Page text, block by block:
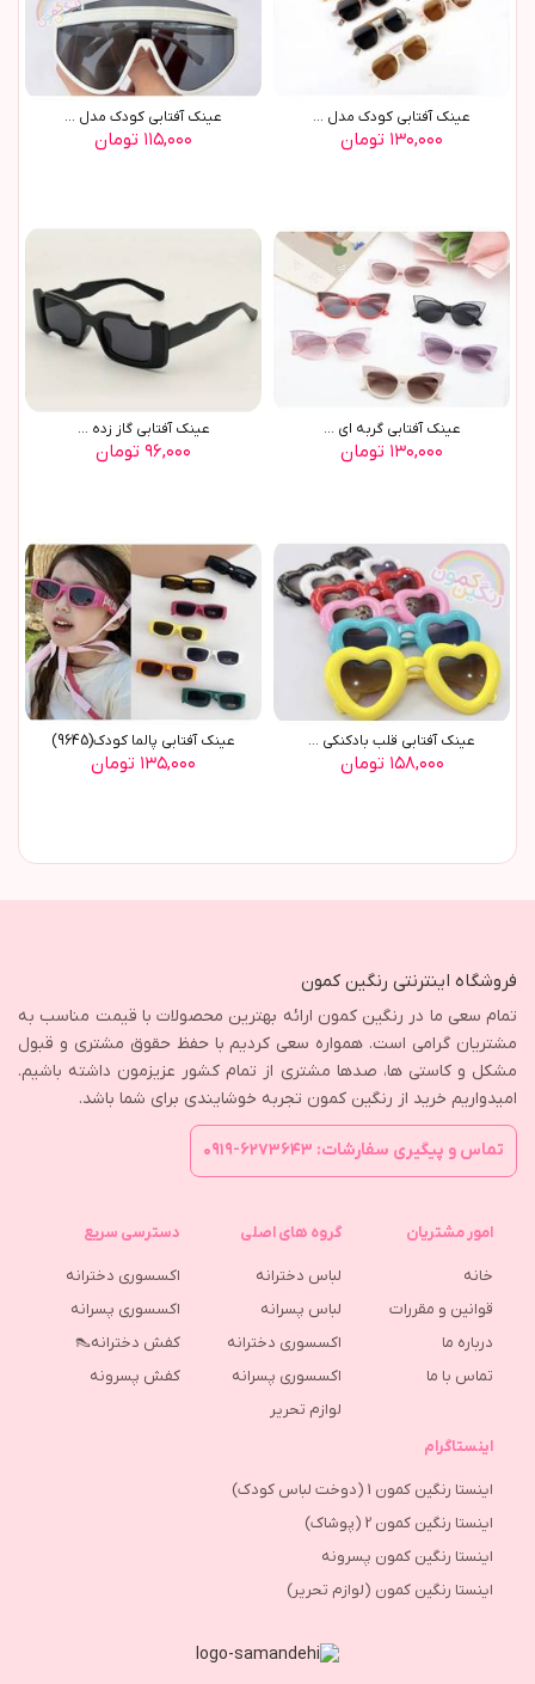
عينک آفتابي کودک مدل ...
۱۳۰,۰۰۰ تومان
عينک آفتابي کودک مدل ...
۱۱۵,۰۰۰ تومان
عينک آفتابي گربه اي ...
۱۳۰,۰۰۰ تومان
عينک آفتابي گاز زده ...
۹۶,۰۰۰ تومان
عينک آفتابي قلب بادکنکي ...
۱۵۸,۰۰۰ تومان
عينک آفتابي پالما کودک(9645)
۱۳۵,۰۰۰ تومان
فروشگاه اینترنتی رنگین کمون
تمام سعی ما در رنگین کمون ارائه بهترین محصولات با قیمت مناسب به
مشتریان گرامی است. همواره سعی کردیم با حفظ حقوق مشتری و قبول
مشکل و کاستی ها، صدها مشتری از تمام کشور عزیزمون داشته باشیم.
امیدواریم خرید از رنگین کمون تجربه خوشایندی برای شما باشد.
تماس و پیگیری سفارشات: ۶۲۷۳۶۴۳-۰۹۱۹
امور مشتریان
خانه
قوانین و مقررات
درباره ما
تماس با ما
گروه های اصلی
لباس دخترانه
لباس پسرانه
اکسسوری دخترانه
اکسسوری پسرانه
لوازم تحریر
دسترسی سریع
اکسسوری دخترانه
اکسسوری پسرانه
کفش دخترانه👠
كفش پسرونه
اینستاگرام
اینستا رنگین کمون 1 (دوخت لباس کودک)
اینستا رنگین کمون 2 (پوشاک)
اینستا رنگین کمون پسرونه
اینستا رنگین کمون (لوازم تحریر)